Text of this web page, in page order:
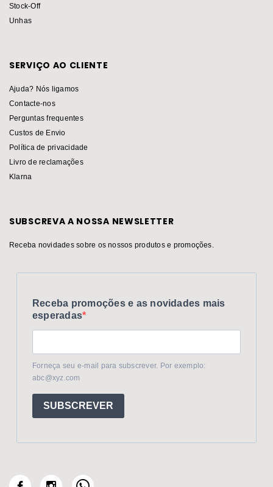
Stock-Off
Unhas
SERVIÇO AO CLIENTE
Ajuda? Nós ligamos
Contacte-nos
Perguntas frequentes
Custos de Envio
Política de privacidade
Livro de reclamações
Klarna
SUBSCREVA A NOSSA NEWSLETTER
Receba novidades sobre os nossos produtos e promoções.
Receba promoções e as novidades mais
esperadas
Forneça seu e-mail para subscrever. Por exemplo:
abc@xyz.com
SUBSCREVER